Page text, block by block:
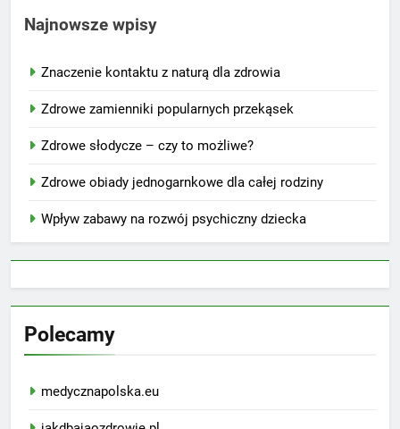
Najnowsze wpisy
Znaczenie kontaktu z naturą dla zdrowia
Zdrowe zamienniki popularnych przekąsek
Zdrowe słodycze – czy to możliwe?
Zdrowe obiady jednogarnkowe dla całej rodziny
Wpływ zabawy na rozwój psychiczny dziecka
Polecamy
medycznapolska.eu